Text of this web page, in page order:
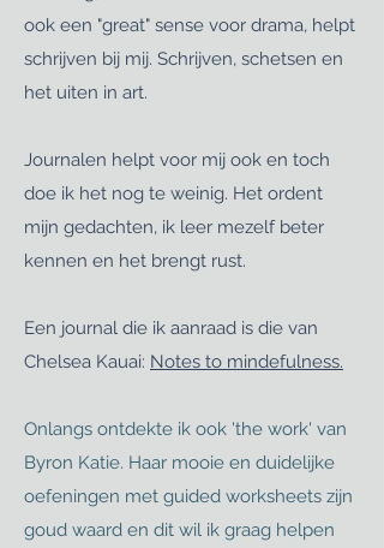
ook een "great" sense voor drama, helpt
schrijven bij mij. Schrijven, schetsen en
het uiten in art.
Journalen helpt voor mij ook en toch
doe ik het nog te weinig. Het ordent
mijn gedachten, ik leer mezelf beter
kennen en het brengt rust.
Een journal die ik aanraad is die van
Chelsea Kauai: Notes to mindefulness.
Onlangs ontdekte ik ook 'the work' van
Byron Katie. Haar mooie en duidelijke
oefeningen met guided worksheets zijn
goud waard en dit wil ik graag helpen